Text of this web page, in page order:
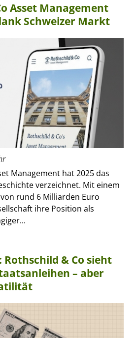
Asset Management
Schweizer Markt
Management hat 2025 das
verzeichnet. Mit einem
rund 6 Milliarden Euro
ihre Position als
Rothschild & Co sieht
– aber